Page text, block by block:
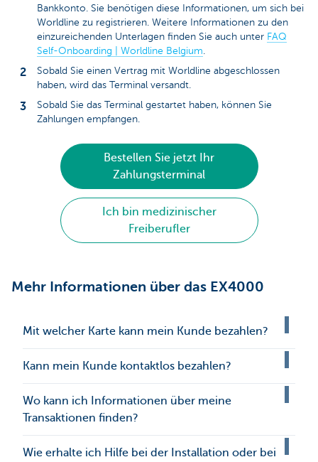
Bankkonto. Sie benötigen diese Informationen, um sich bei
Worldline zu registrieren. Weitere Informationen zu den
einzureichenden Unterlagen finden Sie auch unter FAQ
Self-Onboarding | Worldline Belgium
Sobald Sie einen Vertrag mit Worldline abgeschlossen
haben, wird das Terminal versandt.
Sobald Sie das Terminal gestartet haben, können Sie
Zahlungen empfangen.
Bestellen Sie jetzt Ihr
Zahlungsterminal
Ich bin medizinischer
Freiberufler
Mehr Informationen über das EX4000
Mit welcher Karte kann mein Kunde bezahlen?
Kann mein Kunde kontaktlos bezahlen?
Wo kann ich Informationen über meine
Transaktionen finden?
Wie erhalte ich Hilfe bei der Installation oder bei